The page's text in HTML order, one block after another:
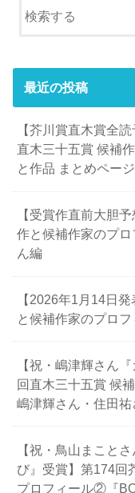
最近の投稿
【芥川賞直木賞全
直木三十五賞 候補
と作品 まとめページ
【受賞作直前大胆
作と候補作家のプ
ん編
【2026年1月14日
と候補作家のプロ
【祝・嶋津輝さん
回直木三十五賞 候
嶋津輝さん・住田祐
【祝・鳥山まこと
び』受賞】第174回
プロフィール②『